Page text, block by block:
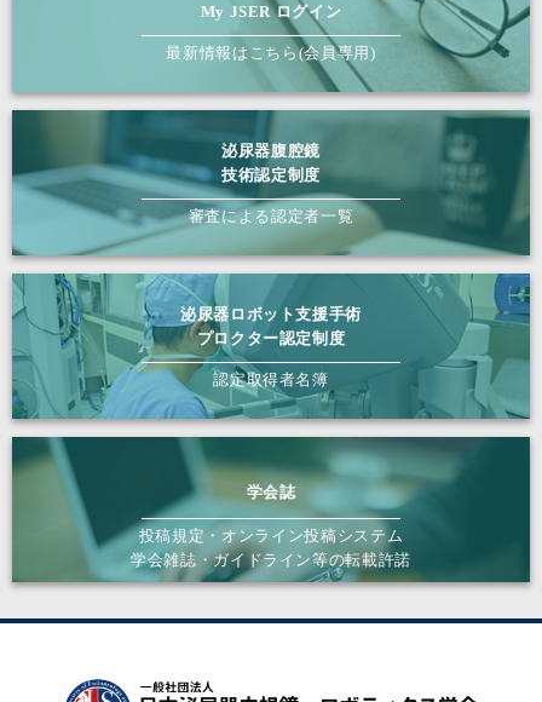
My JSER ログイン
最新情報はこちら(会員専用)
泌尿器腹腔鏡
技術認定制度
審査による認定者一覧
泌尿器ロボット支援手術
プロクター認定制度
認定取得者名簿
学会誌
投稿規定・オンライン投稿システム
学会雑誌・ガイドライン等の転載許諾